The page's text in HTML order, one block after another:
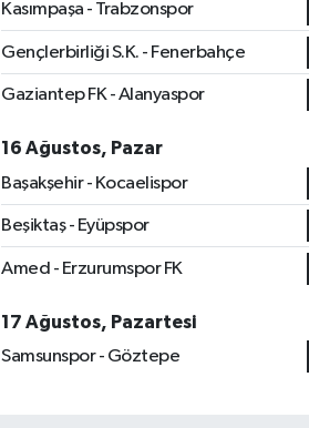
Kasımpaşa - Trabzonspor
Gençlerbirliği S.K. - Fenerbahçe
Gaziantep FK - Alanyaspor
16 Ağustos, Pazar
Başakşehir - Kocaelispor
Beşiktaş - Eyüpspor
Amed - Erzurumspor FK
17 Ağustos, Pazartesi
Samsunspor - Göztepe